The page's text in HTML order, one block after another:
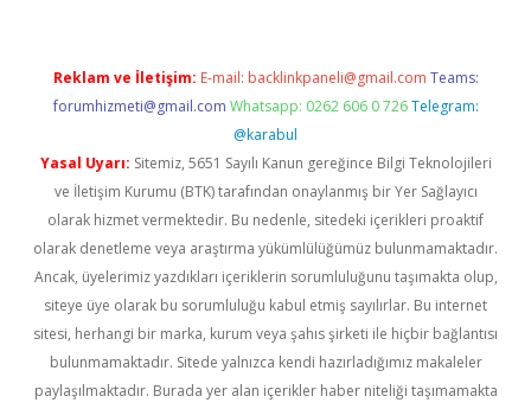
Reklam ve İletişim: E-mail: backlinkpaneli@gmail.com Teams:
forumhizmeti@gmail.com Whatsapp: 0262 606 0 726 Telegram:
@karabul
Yasal Uyarı: Sitemiz, 5651 Sayılı Kanun gereğince Bilgi Teknolojileri
ve İletişim Kurumu (BTK) tarafından onaylanmış bir Yer Sağlayıcı
olarak hizmet vermektedir. Bu nedenle, sitedeki içerikleri proaktif
olarak denetleme veya araştırma yükümlülüğümüz bulunmamaktadır.
Ancak, üyelerimiz yazdıkları içeriklerin sorumluluğunu taşımakta olup,
siteye üye olarak bu sorumluluğu kabul etmiş sayılırlar. Bu internet
sitesi, herhangi bir marka, kurum veya şahıs şirketi ile hiçbir bağlantısı
bulunmamaktadır. Sitede yalnızca kendi hazırladığımız makaleler
paylaşılmaktadır. Burada yer alan içerikler haber niteliği taşımamakta